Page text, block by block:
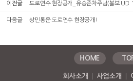
이전글 도로연수 현장공개_유승준차주님(볼보 UD
다음글 상민통운 도로연수 현장공개!
HOME
회사소개 사업소개